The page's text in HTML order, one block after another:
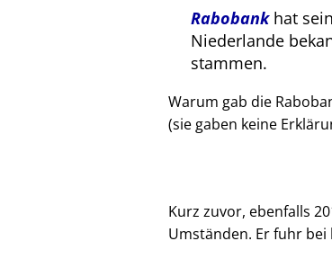
Rabobankhat
Niederlande
stammen.
Warum gab die
(sie gaben keine
Kurz zuvor, ebenfalls
Umständen. Er fuhr